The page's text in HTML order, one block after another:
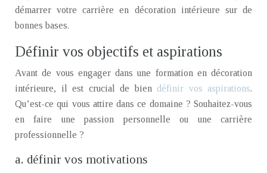
démarrer votre carrière en décoration intérieure sur de
bonnes bases.
Définir vos objectifs et aspirations
Avant de vous engager dans une formation en décoration
intérieure, il est crucial de bien définir vos aspirations.
Qu’est-ce qui vous attire dans ce domaine ? Souhaitez-vous
en faire une passion personnelle ou une carrière
professionnelle ?
a. définir vos motivations